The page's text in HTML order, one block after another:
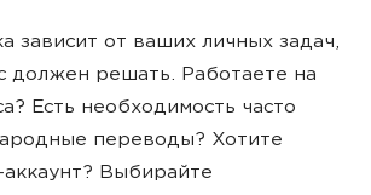
зависит от ваших личных задач,
должен решать. Работаете на
Есть необходимость часто
переводы? Хотите
аккаунт? Выбирайте